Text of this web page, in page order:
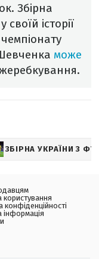
Збірна
історії
може
ЗБІРНА УКРАЇНИ З
користування
конфіденційності
інформація